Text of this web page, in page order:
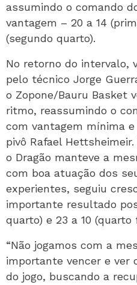
assumindo o comando
vantagem – 20 a 14
(segundo quarto).
No retorno do intervalo,
pelo técnico Jorge
o Zopone/Bauru Basket
ritmo, reassumindo o
com vantagem mínima
pivô Rafael
o Dragão manteve a
com boa atuação dos
experientes, seguiu
importante resultado
quarto) e 23 a 10 (quarto
“Não jogamos com a
importante vencer e ver
do jogo, buscando a